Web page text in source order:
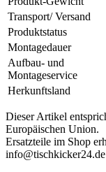
Transport/ Versand
Produktstatus
Montagedauer
Aufbau- und
Montageservice
Herkunftsland
Dieser Artikel
Europäischen Union.
Ersatzteile im Shop
info@tischkicker24.de